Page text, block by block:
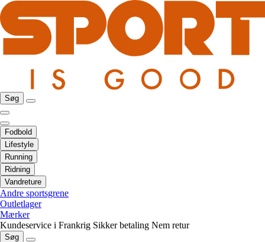
Søg
Fodbold
Lifestyle
Running
Ridning
Vandreture
Andre sportsgrene
Outletlager
Mærker
Kundeservice i Frankrig Sikker betaling Nem retur
Søg